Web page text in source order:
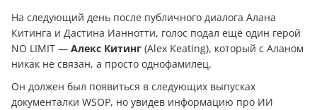
На следующий день после публичного диалога Алана
Китинга и Дастина Ианнотти, голос подал ещё один герой
NO LIMIT — Алекс Китинг (Alex Keating), который с Аланом
никак не связан, а просто однофамилец.
Он должен был появиться в следующих выпусках
документалки WSOP, но увидев информацию про ИИ